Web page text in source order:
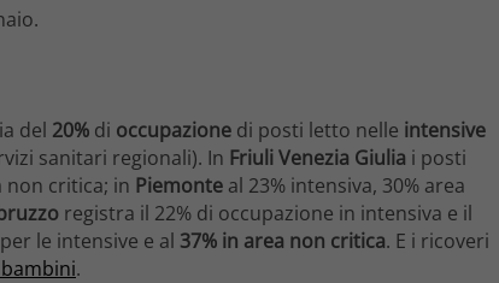
del 20% di occupazione di posti letto nelle intensive
sanitari regionali). In Friuli Venezia Giulia i posti
non critica; in Piemonte al 23% intensiva, 30% area
registra il 22% di occupazione in intensiva e il
le intensive e al 37% in area non critica. E i ricoveri
.